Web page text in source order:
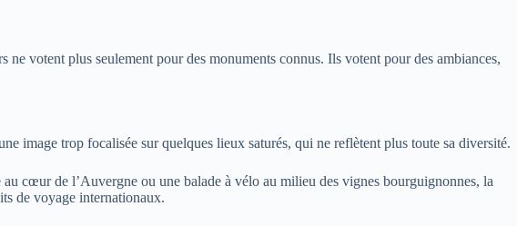
ne votent plus seulement pour des monuments connus. Ils votent pour des ambiances,
image trop focalisée sur quelques lieux saturés, qui ne reflètent plus toute sa diversité.
cœur de l’Auvergne ou une balade à vélo au milieu des vignes bourguignonnes, la
de voyage internationaux.